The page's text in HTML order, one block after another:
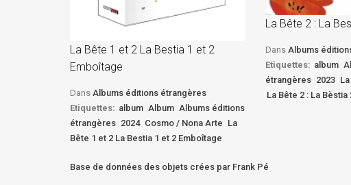
La Bête 1 et 2 La Bestia 1 et 2
Emboîtage
Dans Albums éditions étrangères
Etiquettes: album Album Albums éditions
étrangères 2024 Cosmo / Nona Arte La
Bête 1 et 2 La Bestia 1 et 2 Emboîtage
La Bête 2 : La
Dans Albums
Etiquettes: album
étrangères 2023
La Bête 2 : La Bèstia
Base de données des objets crées par Frank Pé